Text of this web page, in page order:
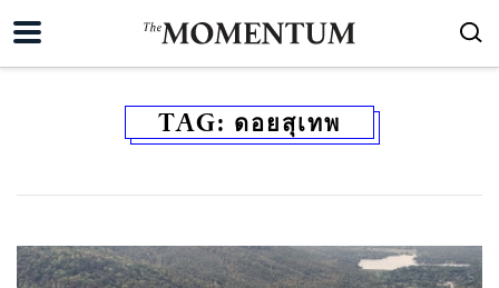
TAG: ดอยสุเทพ